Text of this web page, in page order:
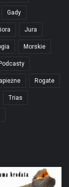
Gady
Jura
Morskie
Podcasty
Rogate
Trias